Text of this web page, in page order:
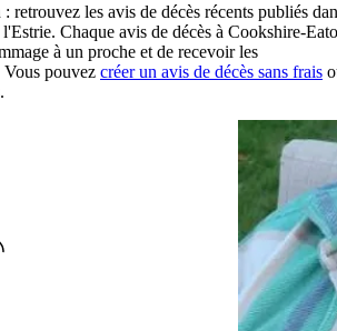
retrouvez les avis de décès récents publiés
Chaque avis de décès à Cookshire-
à un proche et de recevoir les
Vous pouvez créer un avis de décès sans frais